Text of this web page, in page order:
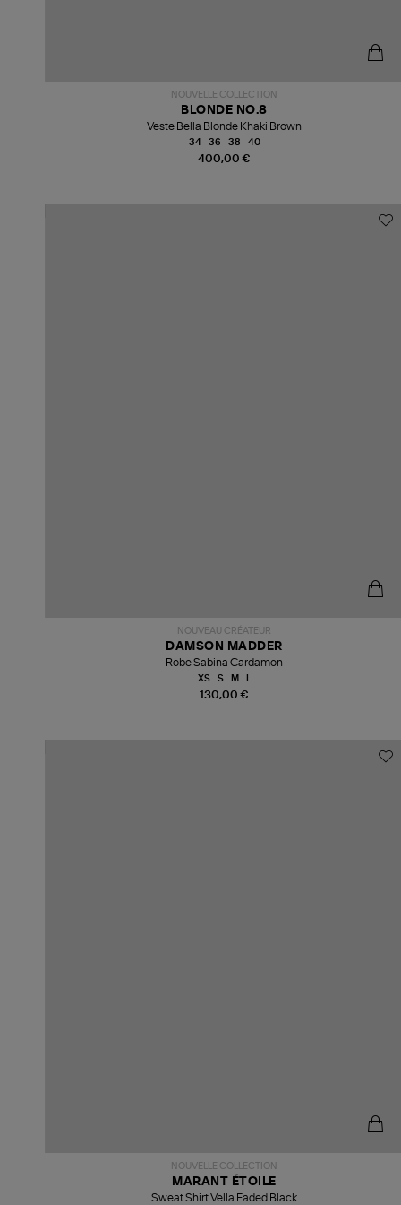
NOUVELLE COLLECTION
400,00 €
BLONDE NO.8
Veste Bella Blonde Khaki Brown
34 36 38 40
NOUVEAU CRÉATEUR
130,00 €
DAMSON MADDER
Robe Sabina Cardamon
XS S M
NOUVELLE COLLECTION
MARANT ÉTOILE
Sweat Shirt Vella Faded Black